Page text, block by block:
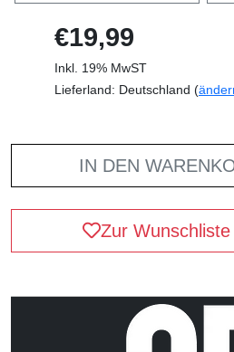
€19,99
Inkl. 19% MwST
Lieferland: Deutschland (
IN DEN
Zur